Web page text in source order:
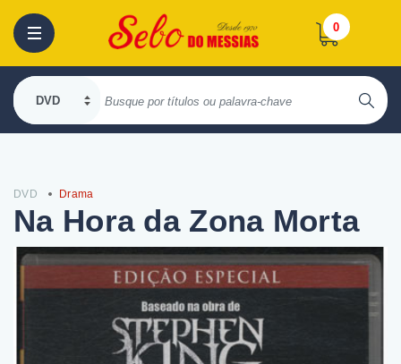
0
DVD Drama
Na Hora da Zona Morta